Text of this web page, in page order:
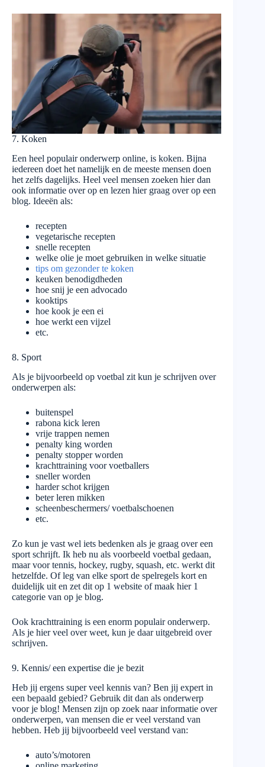
7. Koken
Een heel populair onderwerp online, is koken. Bijna
iedereen doet het namelijk en de meeste mensen doen
het zelfs dagelijks. Heel veel mensen zoeken hier dan
ook informatie over op en lezen hier graag over op een
blog. Ideeën als:
recepten
vegetarische recepten
snelle recepten
welke olie je moet gebruiken in welke situatie
tips om gezonder te koken
keuken benodigdheden
hoe snij je een advocado
kooktips
hoe kook je een ei
hoe werkt een vijzel
etc.
8. Sport
Als je bijvoorbeeld op voetbal zit kun je schrijven over
onderwerpen als:
buitenspel
rabona kick leren
vrije trappen nemen
penalty king worden
penalty stopper worden
krachttraining voor voetballers
sneller worden
harder schot krijgen
beter leren mikken
scheenbeschermers/ voetbalschoenen
etc.
Zo kun je vast wel iets bedenken als je graag over een
sport schrijft. Ik heb nu als voorbeeld voetbal gedaan,
maar voor tennis, hockey, rugby, squash, etc. werkt dit
hetzelfde. Of leg van elke sport de spelregels kort en
duidelijk uit en zet dit op 1 website of maak hier 1
categorie van op je blog.
Ook krachttraining is een enorm populair onderwerp.
Als je hier veel over weet, kun je daar uitgebreid over
schrijven.
9. Kennis/ een expertise die je bezit
Heb jij ergens super veel kennis van? Ben jij expert in
een bepaald gebied? Gebruik dit dan als onderwerp
voor je blog! Mensen zijn op zoek naar informatie over
onderwerpen, van mensen die er veel verstand van
hebben. Heb jij bijvoorbeeld veel verstand van:
auto’s/motoren